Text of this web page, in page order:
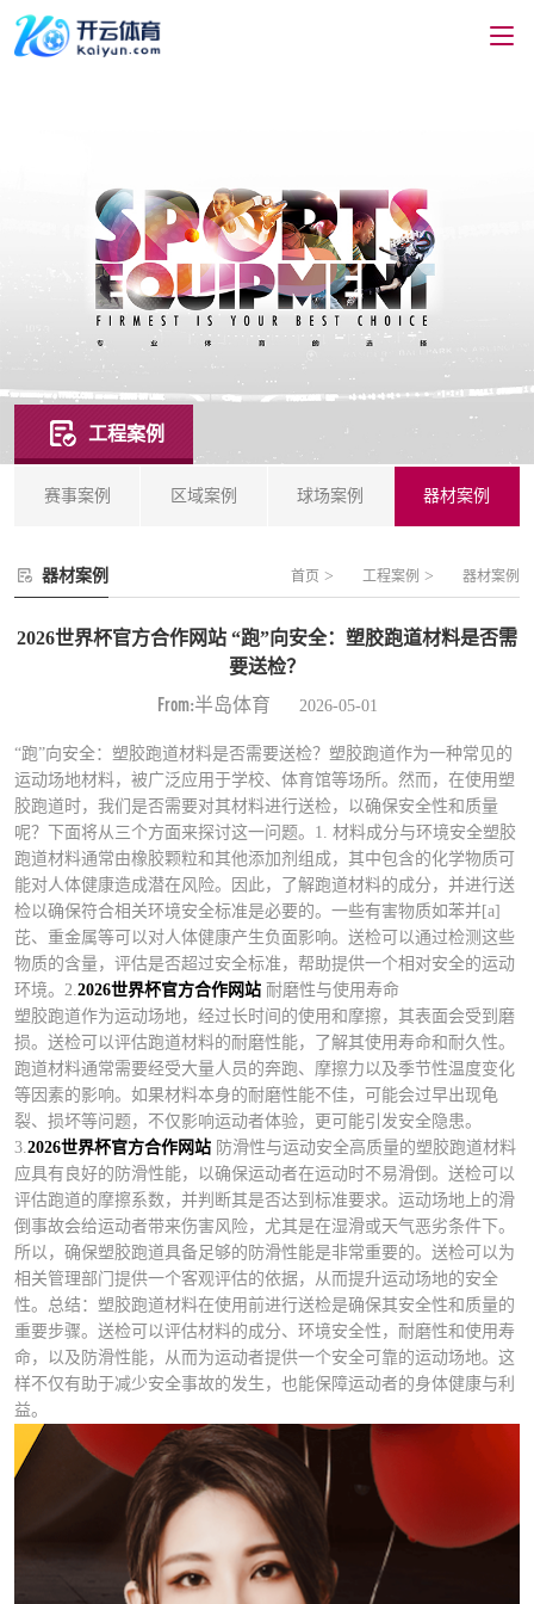
工程案例
赛事案例 区域案例 球场案例 器材案例
器材案例 首页 > 工程案例 > 器材案例
2026世界杯官方合作网站 “跑”向安全：塑胶跑道材料是否需
要送检？
From:半岛体育 2026-05-01
“跑”向安全：塑胶跑道材料是否需要送检？塑胶跑道作为一种常见的
运动场地材料，被广泛应用于学校、体育馆等场所。然而，在使用塑
胶跑道时，我们是否需要对其材料进行送检，以确保安全性和质量
呢？下面将从三个方面来探讨这一问题。1. 材料成分与环境安全塑胶
跑道材料通常由橡胶颗粒和其他添加剂组成，其中包含的化学物质可
能对人体健康造成潜在风险。因此，了解跑道材料的成分，并进行送
检以确保符合相关环境安全标准是必要的。一些有害物质如苯并[a]
芘、重金属等可以对人体健康产生负面影响。送检可以通过检测这些
物质的含量，评估是否超过安全标准，帮助提供一个相对安全的运动
环境。2. 2026世界杯官方合作网站 耐磨性与使用寿命
塑胶跑道作为运动场地，经过长时间的使用和摩擦，其表面会受到磨
损。送检可以评估跑道材料的耐磨性能，了解其使用寿命和耐久性。
跑道材料通常需要经受大量人员的奔跑、摩擦力以及季节性温度变化
等因素的影响。如果材料本身的耐磨性能不佳，可能会过早出现龟
裂、损坏等问题，不仅影响运动者体验，更可能引发安全隐患。
3. 2026世界杯官方合作网站 防滑性与运动安全高质量的塑胶跑道材料
应具有良好的防滑性能，以确保运动者在运动时不易滑倒。送检可以
评估跑道的摩擦系数，并判断其是否达到标准要求。运动场地上的滑
倒事故会给运动者带来伤害风险，尤其是在湿滑或天气恶劣条件下。
所以，确保塑胶跑道具备足够的防滑性能是非常重要的。送检可以为
相关管理部门提供一个客观评估的依据，从而提升运动场地的安全
性。总结：塑胶跑道材料在使用前进行送检是确保其安全性和质量的
重要步骤。送检可以评估材料的成分、环境安全性，耐磨性和使用寿
命，以及防滑性能，从而为运动者提供一个安全可靠的运动场地。这
样不仅有助于减少安全事故的发生，也能保障运动者的身体健康与利
益。